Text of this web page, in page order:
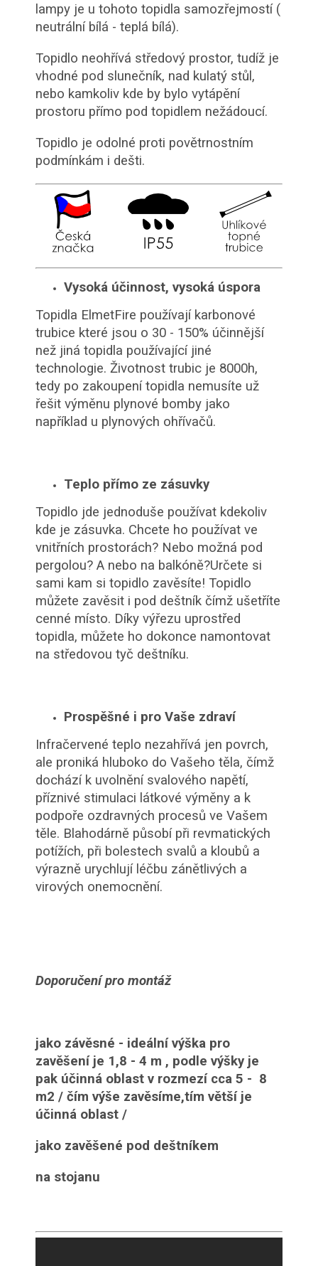
lampy je u tohoto topidla samozřejmostí (
neutrální bílá - teplá bílá).
Topidlo neohřívá středový prostor, tudíž je
vhodné pod slunečník, nad kulatý stůl,
nebo kamkoliv kde by bylo vytápění
prostoru přímo pod topidlem nežádoucí.
Topidlo je odolné proti povětrnostním
podmínkám i dešti.
Vysoká účinnost, vysoká úspora
Topidla ElmetFire používají karbonové
trubice které jsou o 30 - 150% účinnější
než jiná topidla používající jiné
technologie. Životnost trubic je 8000h,
tedy po zakoupení topidla nemusíte už
řešit výměnu plynové bomby jako
například u plynových ohřívačů.
Teplo přímo ze zásuvky
Topidlo jde jednoduše používat kdekoliv
kde je zásuvka. Chcete ho používat ve
vnitřních prostorách? Nebo možná pod
pergolou? A nebo na balkóně?Určete si
sami kam si topidlo zavěsíte! Topidlo
můžete zavěsit i pod deštník čímž ušetříte
cenné místo. Díky výřezu uprostřed
topidla, můžete ho dokonce namontovat
na středovou tyč deštníku.
Prospěšné i pro Vaše zdraví
Infračervené teplo nezahřívá jen povrch,
ale proniká hluboko do Vašeho těla, čímž
dochází k uvolnění svalového napětí,
příznivé stimulaci látkové výměny a k
podpoře ozdravných procesů ve Vašem
těle. Blahodárně působí při revmatických
potížích, při bolestech svalů a kloubů a
výrazně urychlují léčbu zánětlivých a
virových onemocnění.
Doporučení pro montáž
jako závěsné - ideální výška pro
zavěšení je 1,8 - 4 m , podle výšky je
pak účinná oblast v rozmezí cca 5 - 8
m2 / čím výše zavěsíme,tím větší je
účinná oblast /
jako zavěšené pod deštníkem
na stojanu